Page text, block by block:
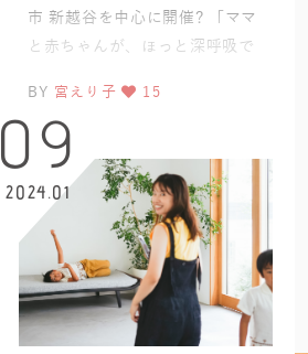
市 新越谷を中心に開催? 「ママ
と赤ちゃんが、ほっと深呼吸で
と赤ちゃん
BY 宮えり子 15
09
2024.01